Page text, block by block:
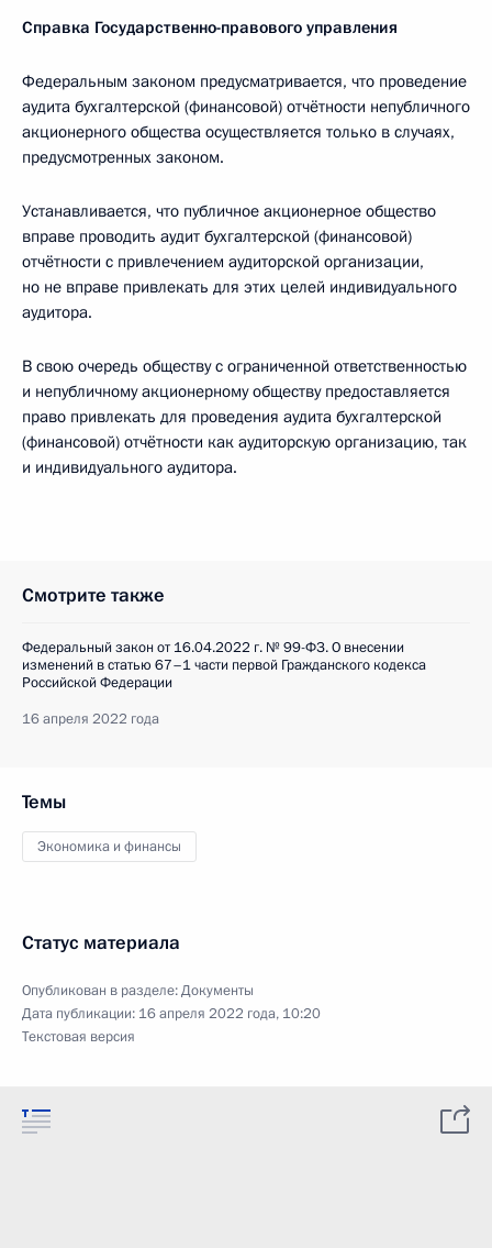
Справка Государственно-правового управления
Федеральным законом предусматривается, что проведение
аудита бухгалтерской (финансовой) отчётности непубличного
акционерного общества осуществляется только в случаях,
предусмотренных законом.
Устанавливается, что публичное акционерное общество
вправе проводить аудит бухгалтерской (финансовой)
отчётности с привлечением аудиторской организации,
но не вправе привлекать для этих целей индивидуального
аудитора.
В свою очередь обществу с ограниченной ответственностью
и непубличному акционерному обществу предоставляется
право привлекать для проведения аудита бухгалтерской
(финансовой) отчётности как аудиторскую организацию, так
и индивидуального аудитора.
Смотрите также
Федеральный закон от 16.04.2022 г. № 99-ФЗ. О внесении
изменений в статью 67–1 части первой Гражданского кодекса
Российской Федерации
16 апреля 2022 года
Темы
Экономика и финансы
Статус материала
Опубликован в разделе:Документы
Дата публикации: 16 апреля 2022 года, 10:20
Текстовая версия